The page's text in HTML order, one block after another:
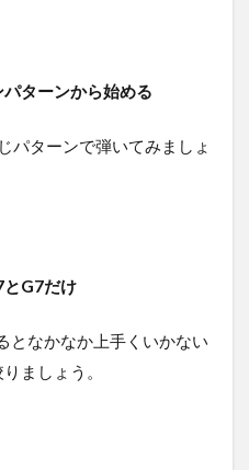
ターンから始める
パターンで弾いてみましょ
とG7だけ
となかなか上手くいかない
ましょう。